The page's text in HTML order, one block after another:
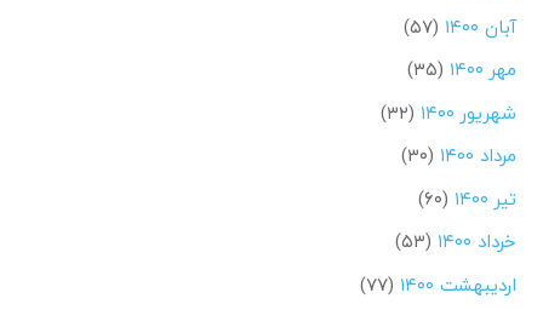
آبان ۱۴۰۰
(۵۷)
مهر ۱۴۰۰
(۳۵)
شهریور ۱۴۰۰
(۳۲)
مرداد ۱۴۰۰
(۳۰)
تیر ۱۴۰۰
(۶۰)
خرداد ۱۴۰۰
(۵۳)
اردیبهشت ۱۴۰۰
(۷۷)